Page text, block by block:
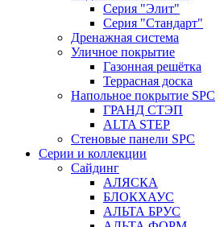
Серия "Элит"
Серия "Стандарт"
Дренажная система
Уличное покрытие
Газонная решётка
Террасная доска
Напольное покрытие SPC
ГРАНД СТЭП
ALTA STEP
Стеновые панели SPC
Серии и коллекции
Сайдинг
АЛЯСКА
БЛОКХАУС
АЛЬТА БРУС